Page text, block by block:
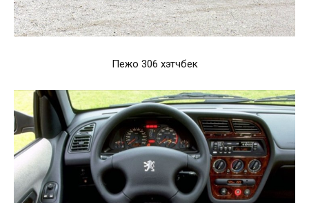
Пежо 306 хэтчбек